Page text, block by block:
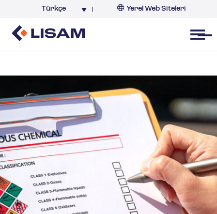
Türkçe Yerel Web Siteleri
Open menu